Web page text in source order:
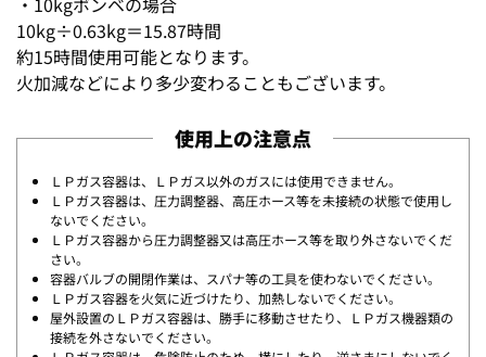
10kg÷0.63kg＝15.87時間
約15時間使用可能となります。
火加減などにより多少変わることもございます。
使用上の注意点
ＬＰガス容器は、ＬＰガス以外のガスには使用できません。
ＬＰガス容器は、圧力調整器、高圧ホース等を未接続の状態で使用し
ないでください。
ＬＰガス容器から圧力調整器又は高圧ホース等を取り外さないでくだ
さい。
容器バルブの開閉作業は、スパナ等の工具を使わないでください。
ＬＰガス容器を火気に近づけたり、加熱しないでください。
屋外設置のＬＰガス容器は、勝手に移動させたり、ＬＰガス機器類の
接続を外さないでください。